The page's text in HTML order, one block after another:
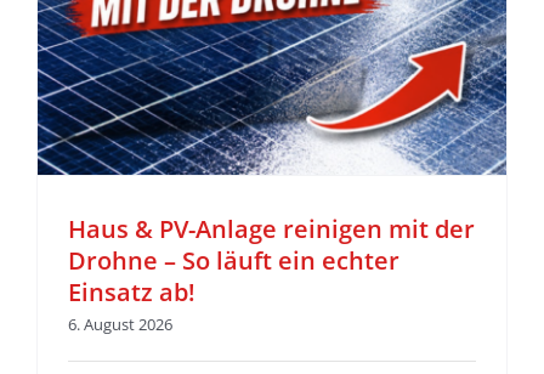
Haus & PV-Anlage reinigen mit der
Drohne – So läuft ein echter
Einsatz ab!
6. August 2026